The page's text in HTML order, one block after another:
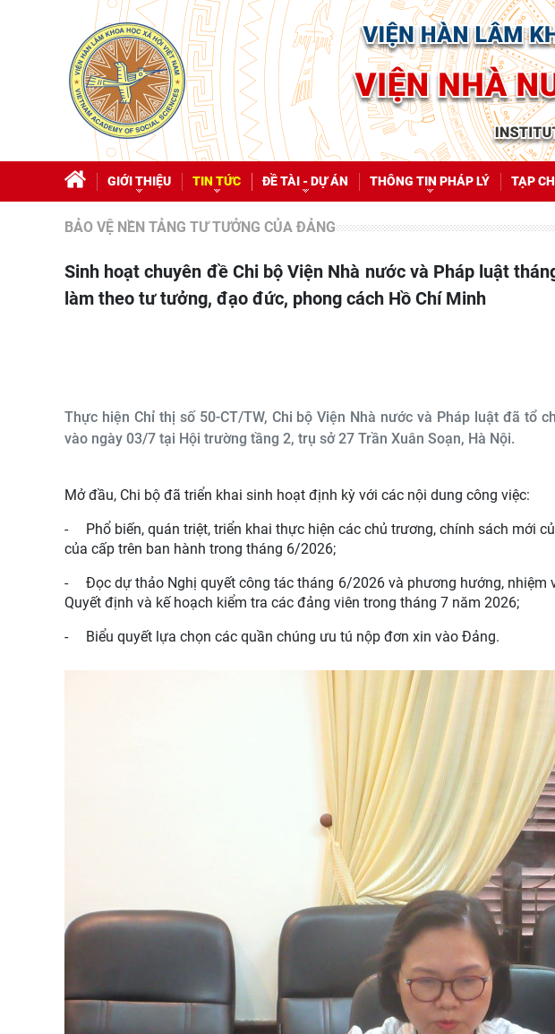
GIỚI THIỆU TIN TỨC ĐỀ TÀI - DỰ ÁN THÔNG TIN PHÁP LÝ TẠP
BẢO VỆ NỀN TẢNG TƯ TƯỞNG CỦA ĐẢNG
Sinh hoạt chuyên đề Chi bộ Viện Nhà nước và Pháp luật tháng 7 lần 1 năm 2026 về học tập và
làm theo tư tưởng, đạo đức, phong cách Hồ Chí Minh
Thực hiện Chỉ thị số 50-CT/TW, Chi bộ Viện Nhà nước và Pháp luật đã tổ
vào ngày 03/7 tại Hội trường tầng 2, trụ sở 27 Trần Xuân Soạn, Hà Nội.
Mở đầu, Chi bộ đã triển khai sinh hoạt định kỳ với các nội dung công việc:
-
Phổ biến, quán triệt, triển khai thực hiện các chủ trương, chính sách mới
của cấp trên ban hành trong tháng 6/2026;
-
Đọc dự thảo Nghị quyết công tác tháng 6/2026 và phương hướng, nhiệm
Quyết định và kế hoạch kiểm tra các đảng viên trong tháng 7 năm 2026;
-
Biểu quyết lựa chọn các quần chúng ưu tú nộp đơn xin vào Đảng.